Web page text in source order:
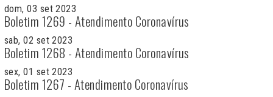
dom, 03 set 2023
Boletim 1269 - Atendimento Coronavírus
sab, 02 set 2023
Boletim 1268 - Atendimento Coronavírus
sex, 01 set 2023
Boletim 1267 - Atendimento Coronavírus